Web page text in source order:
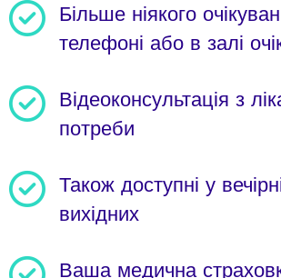
Більше ніякого
телефоні або в залі
Відеоконсультація з
потреби
Також доступні у
вихідних
Ваша медична